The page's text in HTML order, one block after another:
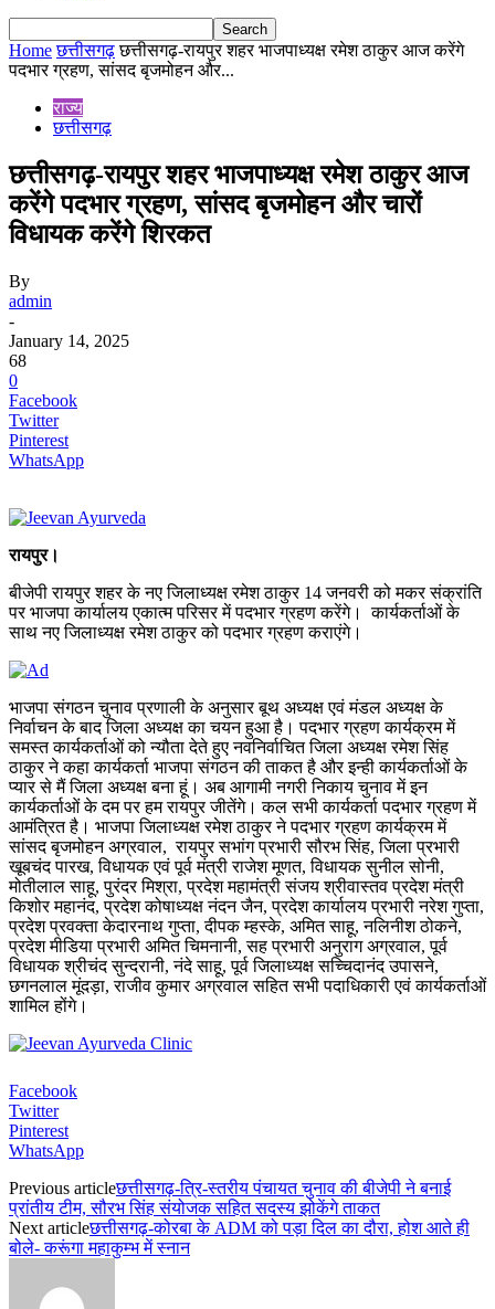
Home छत्तीसगढ़ छत्तीसगढ़-रायपुर शहर भाजपाध्यक्ष रमेश ठाकुर आज करेंगे
पदभार ग्रहण, सांसद बृजमोहन और...
राज्य
छत्तीसगढ़
छत्तीसगढ़-रायपुर शहर भाजपाध्यक्ष रमेश ठाकुर आज
करेंगे पदभार ग्रहण, सांसद बृजमोहन और चारों
विधायक करेंगे शिरकत
By
admin
-
January 14, 2025
68
0
Facebook
Twitter
Pinterest
WhatsApp
रायपुर।
बीजेपी रायपुर शहर के नए जिलाध्यक्ष रमेश ठाकुर 14 जनवरी को मकर संक्रांति
पर भाजपा कार्यालय एकात्म परिसर में पदभार ग्रहण करेंगे। कार्यकर्ताओं के
साथ नए जिलाध्यक्ष रमेश ठाकुर को पदभार ग्रहण कराएंगे।
भाजपा संगठन चुनाव प्रणाली के अनुसार बूथ अध्यक्ष एवं मंडल अध्यक्ष के
निर्वाचन के बाद जिला अध्यक्ष का चयन हुआ है। पदभार ग्रहण कार्यक्रम में
समस्त कार्यकर्ताओं को न्यौता देते हुए नवनिर्वाचित जिला अध्यक्ष रमेश सिंह
ठाकुर ने कहा कार्यकर्ता भाजपा संगठन की ताकत है और इन्ही कार्यकर्ताओं के
प्यार से मैं जिला अध्यक्ष बना हूं। अब आगामी नगरी निकाय चुनाव में इन
कार्यकर्ताओं के दम पर हम रायपुर जीतेंगे। कल सभी कार्यकर्ता पदभार ग्रहण में
आमंत्रित है। भाजपा जिलाध्यक्ष रमेश ठाकुर ने पदभार ग्रहण कार्यक्रम में
सांसद बृजमोहन अग्रवाल, रायपुर सभांग प्रभारी सौरभ सिंह, जिला प्रभारी
खूबचंद पारख, विधायक एवं पूर्व मंत्री राजेश मूणत, विधायक सुनील सोनी,
मोतीलाल साहू, पुरंदर मिश्रा, प्रदेश महामंत्री संजय श्रीवास्तव प्रदेश मंत्री
किशोर महानंद, प्रदेश कोषाध्यक्ष नंदन जैन, प्रदेश कार्यालय प्रभारी नरेश गुप्ता,
प्रदेश प्रवक्ता केदारनाथ गुप्ता, दीपक म्हस्के, अमित साहू, नलिनीश ठोकने,
प्रदेश मीडिया प्रभारी अमित चिमनानी, सह प्रभारी अनुराग अग्रवाल, पूर्व
विधायक श्रीचंद सुन्दरानी, नंदे साहू, पूर्व जिलाध्यक्ष सच्चिदानंद उपासने,
छगनलाल मूंदड़ा, राजीव कुमार अग्रवाल सहित सभी पदाधिकारी एवं कार्यकर्ताओं
शामिल होंगे।
Facebook
Twitter
Pinterest
WhatsApp
Previous articleछत्तीसगढ़-त्रि-स्तरीय पंचायत चुनाव की बीजेपी ने बनाई
प्रांतीय टीम, सौरभ सिंह संयोजक सहित सदस्य झोकेंगे ताकत
Next articleछत्तीसगढ़-कोरबा के ADM को पड़ा दिल का दौरा, होश आते ही
बोले- करूंगा महाकुम्भ में स्नान